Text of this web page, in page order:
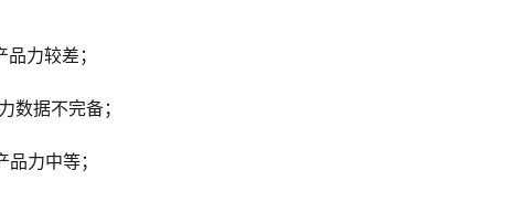
力较差；
数据不完备；
力中等；